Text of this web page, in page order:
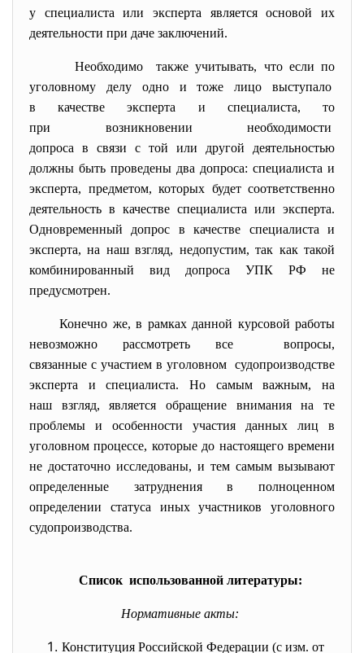
у специалиста или эксперта является основой их
деятельности при даче заключений.
Необходимо также учитывать, что если по
уголовному делу одно и тоже лицо выступало
в качестве эксперта и специалиста, то
при возникновении необходимости
допроса в связи с той или другой деятельностью
должны быть проведены два допроса: специалиста и
эксперта, предметом, которых будет соответственно
деятельность в качестве специалиста или эксперта.
Одновременный допрос в качестве специалиста и
эксперта, на наш взгляд, недопустим, так как такой
комбинированный вид допроса УПК РФ не
предусмотрен.
Конечно же, в рамках данной курсовой работы
невозможно рассмотреть все вопросы,
связанные с участием в уголовном судопроизводстве
эксперта и специалиста. Но самым важным, на
наш взгляд, является обращение внимания на те
проблемы и особенности участия данных лиц в
уголовном процессе, которые до настоящего времени
не достаточно исследованы, и тем самым вызывают
определенные затруднения в полноценном
определении статуса иных участников уголовного
судопроизводства.
Список использованной литературы:
Нормативные акты:
Конституция Российской Федерации (с изм. от